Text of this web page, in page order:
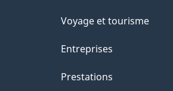
Voyage et tourisme
Entreprises
Prestations